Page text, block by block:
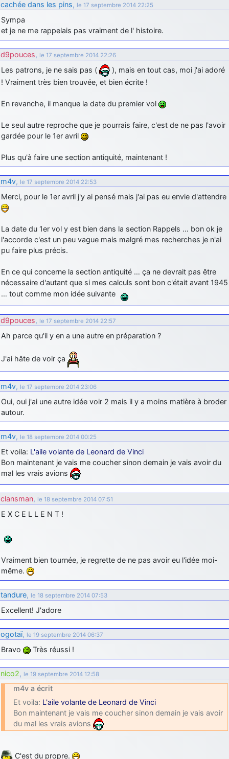
cachée dans les pins, le 17 septembre 2014 22:25
Sympa
et je ne me rappelais pas vraiment de l' histoire.
d9pouces, le 17 septembre 2014 22:26
Les patrons, je ne sais pas (
), mais en tout cas, moi j'ai adoré
! Vraiment très bien trouvée, et bien écrite !
En revanche, il manque la date du premier vol
Le seul autre reproche que je pourrais faire, c'est de ne pas l'avoir
gardée pour le 1er avril
Plus qu'à faire une section antiquité, maintenant !
m4v, le 17 septembre 2014 22:53
Merci, pour le 1er avril j'y ai pensé mais j'ai pas eu envie d'attendre
La date du 1er vol y est bien dans la section Rappels … bon ok je
l'accorde c'est un peu vague mais malgré mes recherches je n'ai
pu faire plus précis.
En ce qui concerne la section antiquité … ça ne devrait pas être
nécessaire d'autant que si mes calculs sont bon c'était avant 1945
… tout comme mon idée suivante
d9pouces, le 17 septembre 2014 22:57
Ah parce qu'il y en a une autre en préparation ?
J'ai hâte de voir ça
m4v, le 17 septembre 2014 23:06
Oui, oui j'ai une autre idée voir 2 mais il y a moins matière à broder
autour.
m4v, le 18 septembre 2014 00:25
Et voila: L'aile volante de Leonard de Vinci
Bon maintenant je vais me coucher sinon demain je vais avoir du
mal les vrais avions
clansman, le 18 septembre 2014 07:51
E X C E L L E N T !
Vraiment bien tournée, je regrette de ne pas avoir eu l'idée moi-
même.
tandure, le 18 septembre 2014 07:53
Excellent! J'adore
ogotaï, le 19 septembre 2014 06:37
Bravo Très réussi !
nico2, le 19 septembre 2014 12:58
m4v a écrit
Et voila: L'aile volante de Leonard de Vinci
Bon maintenant je vais me coucher sinon demain je vais avoir
du mal les vrais avions
C'est du propre.